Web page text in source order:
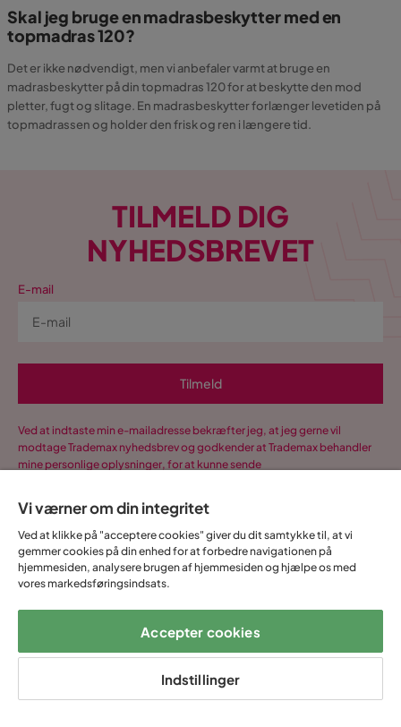
Skal jeg bruge en madrasbeskytter med en
topmadras 120?
Det er ikke nødvendigt, men vi anbefaler varmt at bruge en
madrasbeskytter på din topmadras 120 for at beskytte den mod
pletter, fugt og slitage. En madrasbeskytter forlænger levetiden på
topmadrassen og holder den frisk og ren i længere tid.
TILMELD DIG
NYHEDSBREVET
E-mail
Tilmeld
Ved at indtaste min e-mailadresse bekræfter jeg, at jeg gerne vil
modtage Trademax nyhedsbrev og godkender at Trademax behandler
mine personlige oplysninger, for at kunne sende
Ja, tak! Jeg vil også gerne oprette en konto til
Mine sider.
Alt dette og meget mere:
Personlige tilbud
•Gratis og fuldt digitalt
Vi værner om din integritet
Ved at klikke på "acceptere cookies" giver du dit samtykke til, at vi
gemmer cookies på din enhed for at forbedre navigationen på
hjemmesiden, analysere brugen af hjemmesiden og hjælpe os med
vores markedsføringsindsats.
Accepter cookies
Indstillinger